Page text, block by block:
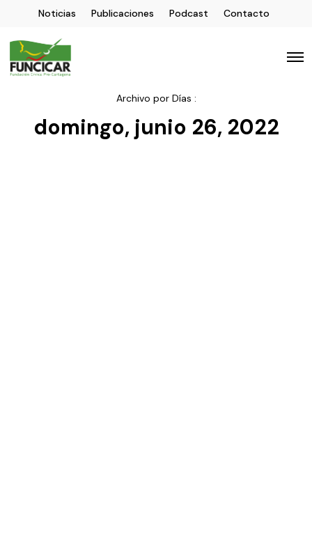
Noticias Publicaciones Podcast Contacto
Archivo por Días :
domingo, junio 26, 2022